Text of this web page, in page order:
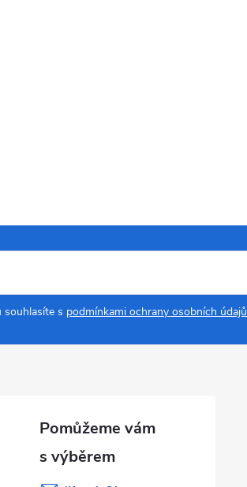
souhlasíte s podmínkami ochrany osobních údajů